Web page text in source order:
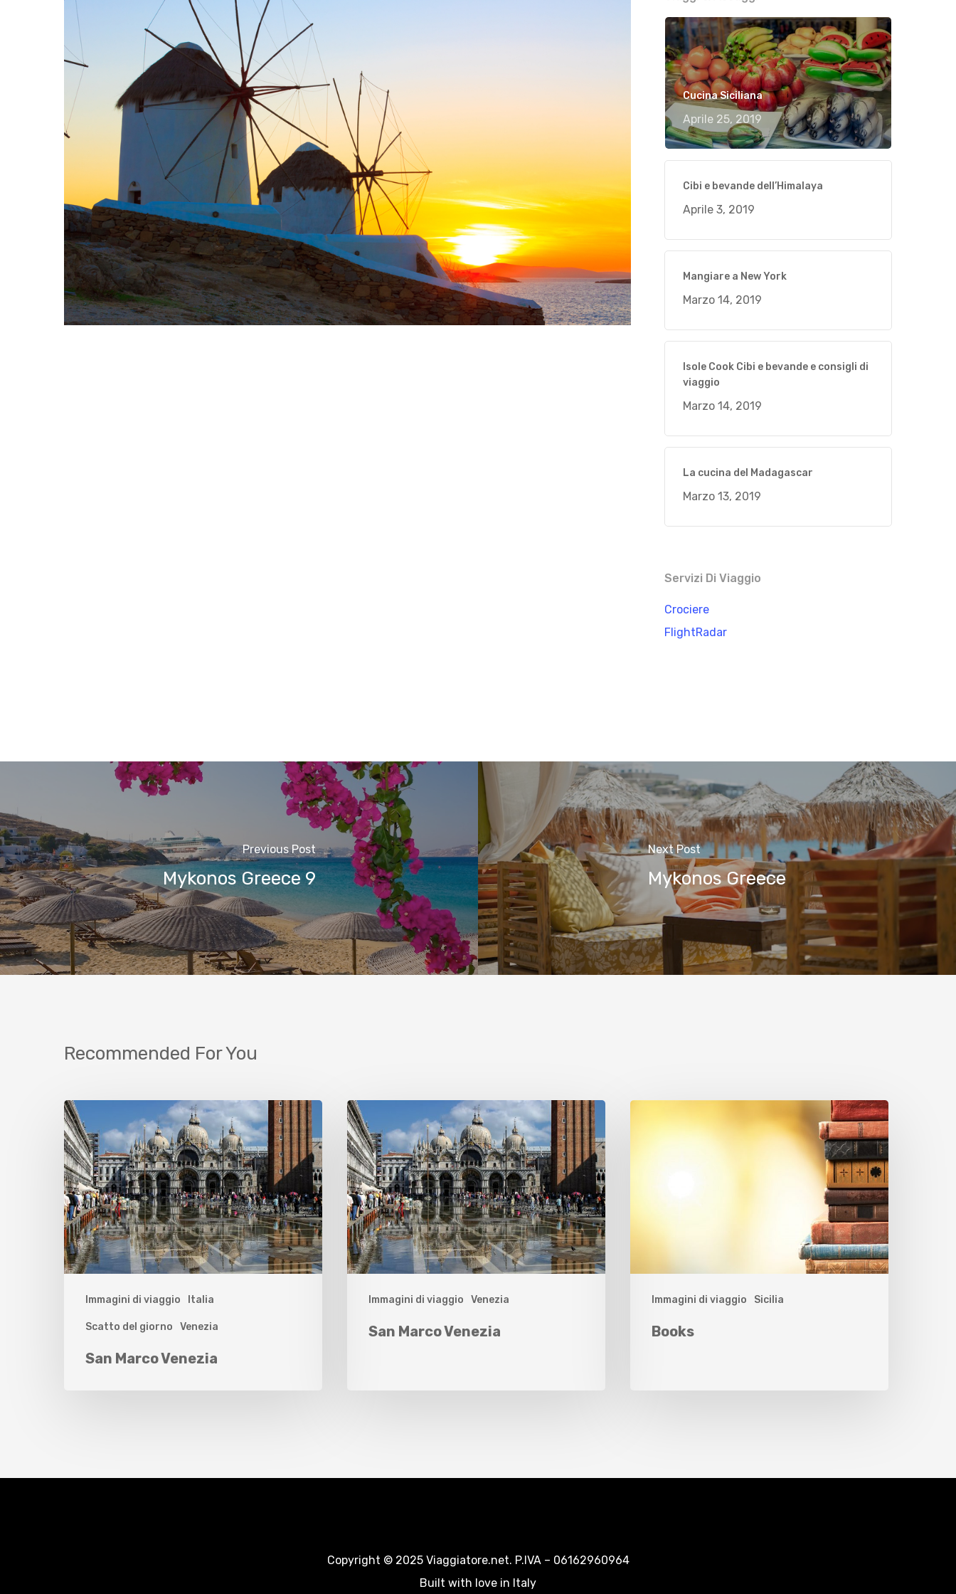
Hit enter to search or ESC to close
Cucina Siciliana
Aprile 25, 2019
Cibi e bevande dell’Himalaya
Aprile 3, 2019
Mangiare a New York
Marzo 14, 2019
Isole Cook Cibi e bevande e consigli di
viaggio
Marzo 14, 2019
La cucina del Madagascar
Marzo 13, 2019
Servizi Di Viaggio
Crociere
FlightRadar
Previous Post
Mykonos Greece 9
Next Post
Mykonos Greece
Recommended For You
Immagini di viaggio Italia
Scatto del giorno Venezia
San Marco Venezia
Immagini di viaggio Venezia
San Marco Venezia
Immagini di viaggio Sicilia
Books
Copyright © 2025 Viaggiatore.net. P.IVA – 06162960964
Built with love in Italy